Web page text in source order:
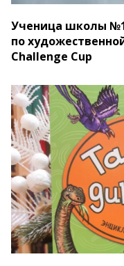
Ученица школы
по
Сhallenge Сup